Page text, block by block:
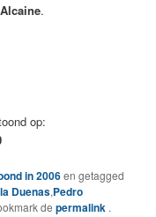
.
op:
in 2006en getagged
Duenas,Pedro
depermalink .